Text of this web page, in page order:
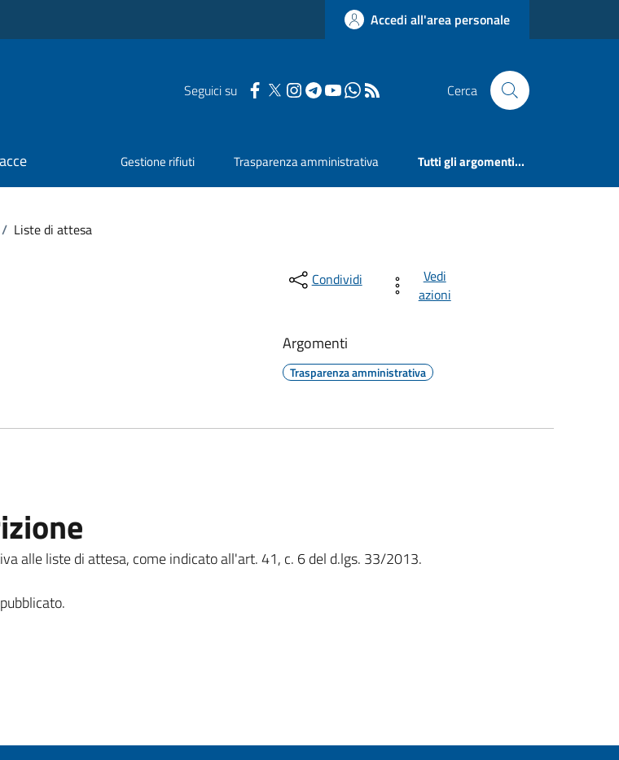
Accedi all'area personale
Seguici su Cerca
Gestione rifiuti Trasparenza amministrativa Tutti gli argomenti...
/ Liste di attesa
Condividi
Vedi
azioni
Argomenti
Trasparenza amministrativa
alle liste di attesa, come indicato all'art. 41, c. 6 del d.lgs. 33/2013.